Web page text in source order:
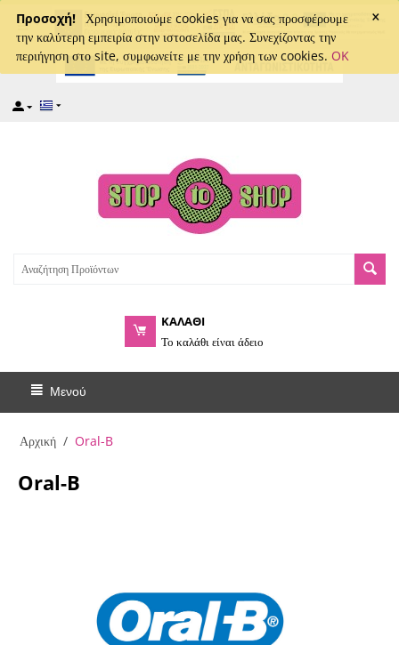
×
Προσοχή! Χρησιμοποιούμε cookies για να σας προσφέρουμε
την καλύτερη εμπειρία στην ιστοσελίδα μας. Συνεχίζοντας την
περιήγηση στο site, συμφωνείτε με την χρήση των cookies. OK
captcha
ΚΑΛΑΘΙ
Το καλάθι είναι άδειο
Μενού
Αρχική / Oral-B
Oral-B